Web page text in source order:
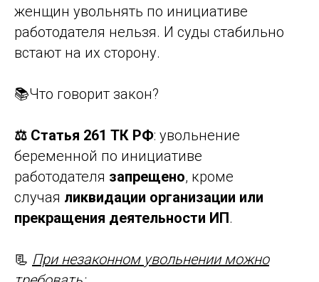
женщин увольнять по инициативе
работодателя нельзя. И суды стабильно
встают на их сторону.
📚Что говорит закон?
⚖️ Статья 261 ТК РФ: увольнение
беременной по инициативе
работодателя запрещено, кроме
случая ликвидации организации или
прекращения деятельности ИП.
📃 При незаконном увольнении можно